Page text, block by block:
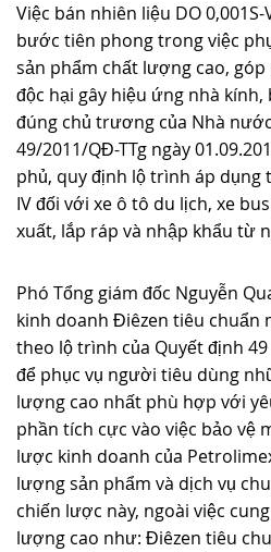
Việc bán nhiên liệu DO
bước tiên phong trong việc
sản phẩm chất lượng cao,
độc hại gây hiệu ứng nhà
đúng chủ trương của Nhà
49/2011/QĐ-TTg ngày
phủ, quy định lộ trình áp dụng
IV đối với xe ô tô du lịch, xe
xuất, lắp ráp và nhập khẩu từ
Phó Tổng giám đốc Nguyễn
kinh doanh Điêzen tiêu chuẩn
theo lộ trình của Quyết định
để phục vụ người tiêu dùng
lượng cao nhất phù hợp với
phần tích cực vào việc bảo vệ
lược kinh doanh của
lượng sản phẩm và dịch vụ
chiến lược này, ngoài việc
lượng cao như: Điêzen tiêu